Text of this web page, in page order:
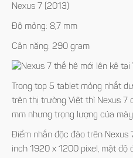
Nexus 7 (2013)
Độ mỏng: 8,7 mm
Cân nặng: 290 gram
Trong top 5 tablet mỏng nhất
trên thị trường Việt thì Nexus 7
mm nhưng trọng lượng của
Điểm nhấn độc đáo trên Nexus
inch 1920 x 1200 pixel, mật độ